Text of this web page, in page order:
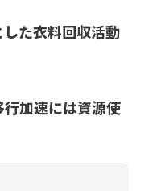
た衣料回収活動
加速には資源使